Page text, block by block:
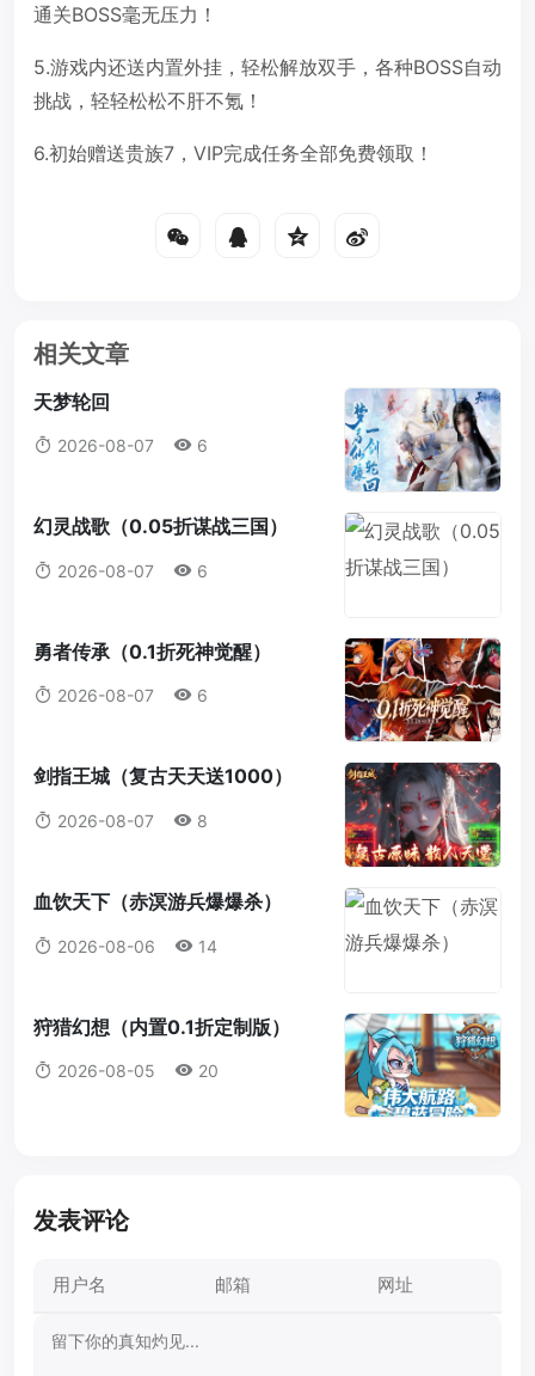
通关BOSS毫无压力！
5.游戏内还送内置外挂，轻松解放双手，各种BOSS自动
挑战，轻轻松松不肝不氪！
6.初始赠送贵族7，VIP完成任务全部免费领取！
相关文章
天梦轮回
2026-08-07 6
幻灵战歌（0.05折谋战三国）
2026-08-07 6
勇者传承（0.1折死神觉醒）
2026-08-07 6
剑指王城（复古天天送1000）
2026-08-07 8
血饮天下（赤溟游兵爆爆杀）
2026-08-06 14
狩猎幻想（内置0.1折定制版）
2026-08-05 20
发表评论